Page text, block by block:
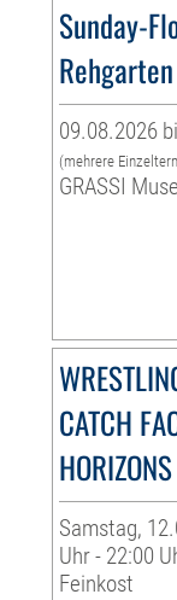
Sunday-
Rehgarten
09.08.2026
(mehrere
GRASSI
CATCH
HORIZONS
Samstag,
Uhr - 22:00
Feinkost